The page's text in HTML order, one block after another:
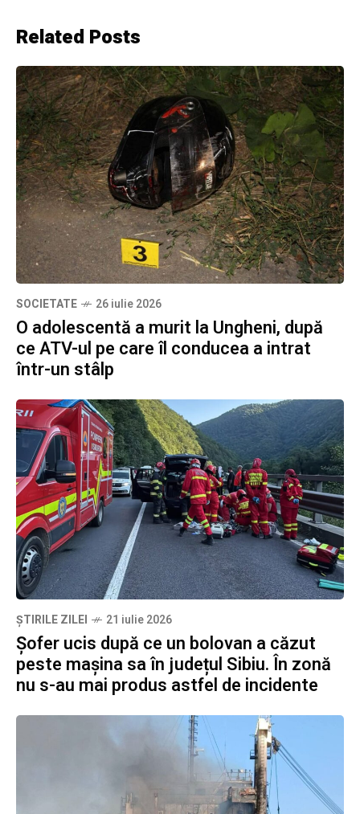
Related Posts
SOCIETATE 26 iulie 2026
O adolescentă a murit la Ungheni, după
ce ATV-ul pe care îl conducea a intrat
într-un stâlp
ȘTIRILE ZILEI 21 iulie 2026
Șofer ucis după ce un bolovan a căzut
peste mașina sa în județul Sibiu. În zonă
nu s-au mai produs astfel de incidente